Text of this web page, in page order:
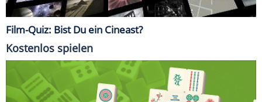
Film-Quiz: Bist Du ein Cineast?
Kostenlos spielen